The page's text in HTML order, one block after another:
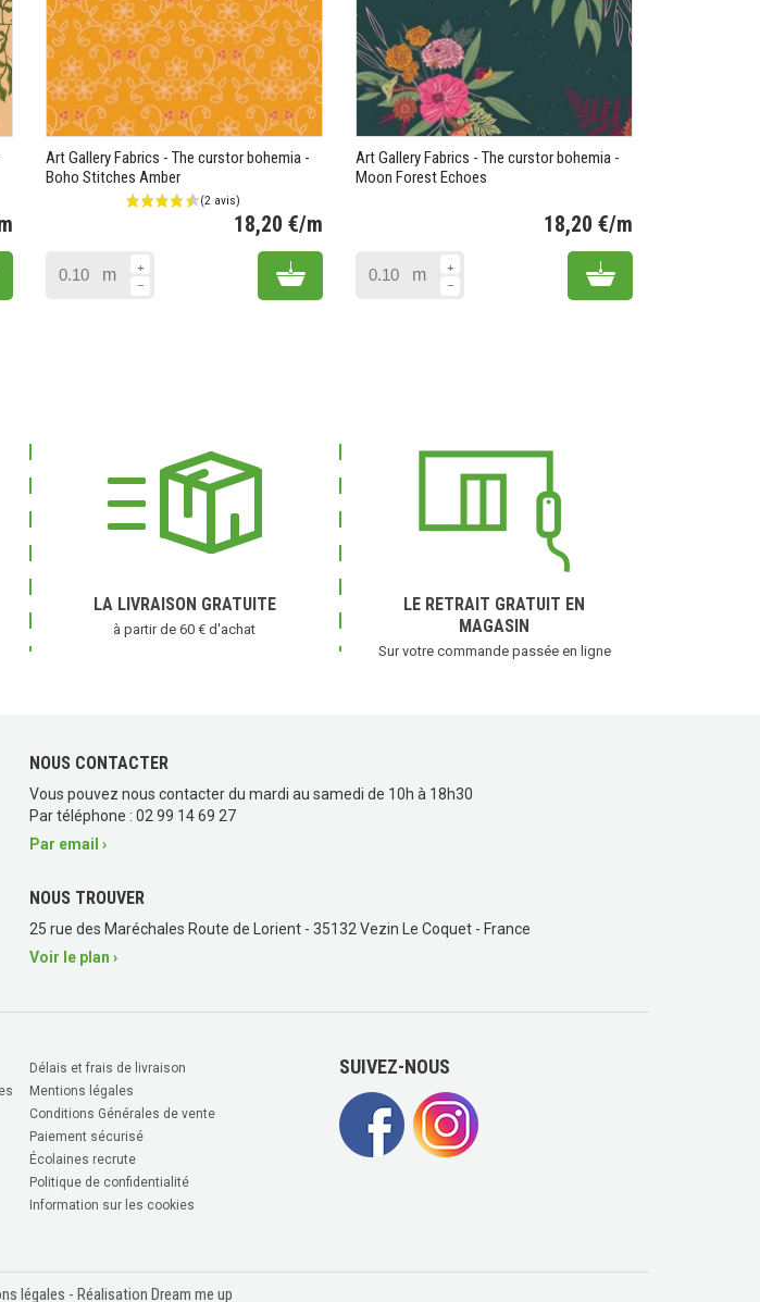
to cart
Art Gallery Fabrics - The curstor bohemia -
Boho Stitches Amber
18,20 €/m
m Add to cart
Art Gallery Fabrics - The curstor bohemia -
Moon Forest Echoes
18,20 €/m
m Add to cart
LA LIVRAISON GRATUITE
à partir de 60 € d'achat
LE RETRAIT GRATUIT EN
MAGASIN
Sur votre commande passée en ligne
NOUS CONTACTER
Vous pouvez nous contacter du mardi au samedi de 10h à 18h30
Par téléphone : 02 99 14 69 27
Par email ›
NOUS TROUVER
25 rue des Maréchales Route de Lorient - 35132 Vezin Le Coquet - France
Voir le plan ›
Délais et frais de livraison
Mentions légales
Conditions Générales de vente
Paiement sécurisé
Écolaines recrute
Politique de confidentialité
Information sur les cookies
SUIVEZ-NOUS
légales - Réalisation Dream me up